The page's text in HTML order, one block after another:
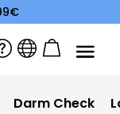
Darm Check